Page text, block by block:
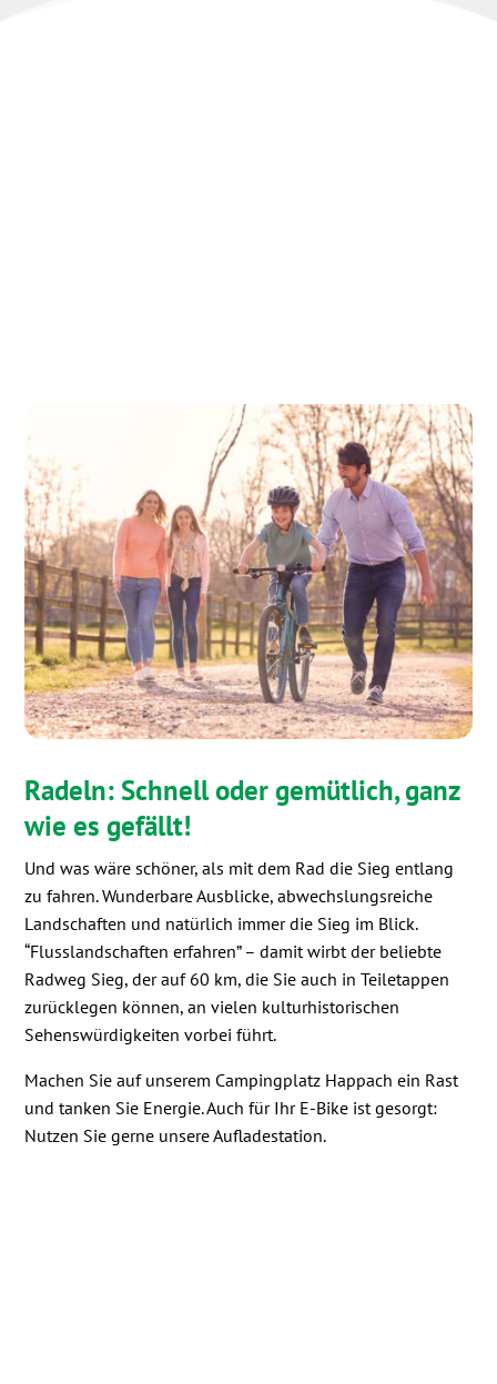
Radeln: Schnell oder gemütlich, ganz
wie es gefällt!
Und was wäre schöner, als mit dem Rad die Sieg entlang
zu fahren. Wunderbare Ausblicke, abwechslungsreiche
Landschaften und natürlich immer die Sieg im Blick.
“Flusslandschaften erfahren” – damit wirbt der beliebte
Radweg Sieg, der auf 60 km, die Sie auch in Teiletappen
zurücklegen können, an vielen kulturhistorischen
Sehenswürdigkeiten vorbei führt.
Machen Sie auf unserem Campingplatz Happach ein Rast
und tanken Sie Energie. Auch für Ihr E-Bike ist gesorgt:
Nutzen Sie gerne unsere Aufladestation.